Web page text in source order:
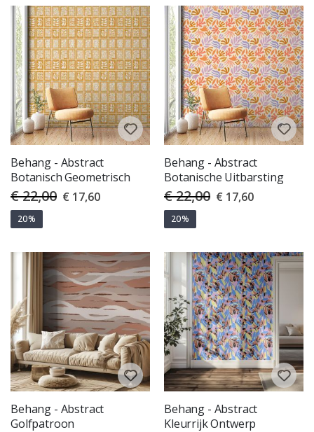
Behang - Abstract
Botanisch Geometrisch
€ 22,00 Special
Price
€ 17,60
20%
Behang - Abstract
Botanische Uitbarsting
€ 22,00 Special
Price
€ 17,60
20%
Behang - Abstract
Golfpatroon
Behang - Abstract
Kleurrijk Ontwerp